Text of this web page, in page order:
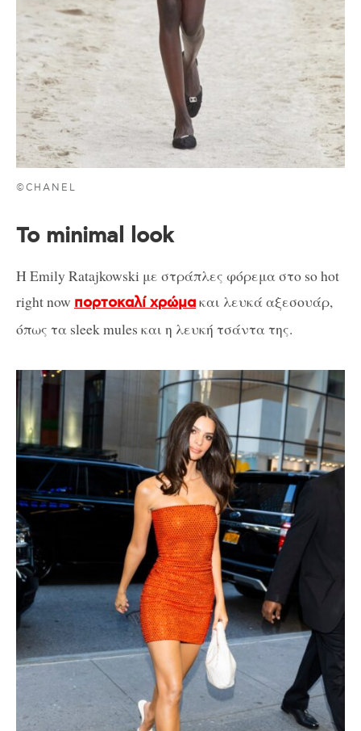
©CHANEL
To minimal look
Η Emily Ratajkowski με στράπλες φόρεμα στο so hot
right now πορτοκαλί χρώμακαι λευκά αξεσουάρ,
όπως τα sleek mules και η λευκή τσάντα της.